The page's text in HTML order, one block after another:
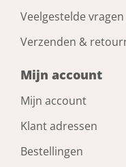
Veelgestelde vragen
Verzenden &
Mijn account
Mijn account
Klant adressen
Bestellingen